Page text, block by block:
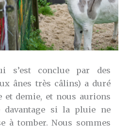
s’est conclue par des
ânes très câlins) a duré
et demie, et nous aurions
davantage si la pluie ne
à tomber. Nous sommes